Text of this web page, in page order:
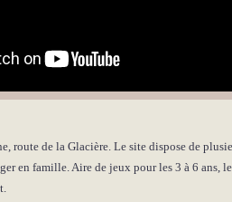
route de la Glacière. Le site dispose de
en famille. Aire de jeux pour les 3 à 6